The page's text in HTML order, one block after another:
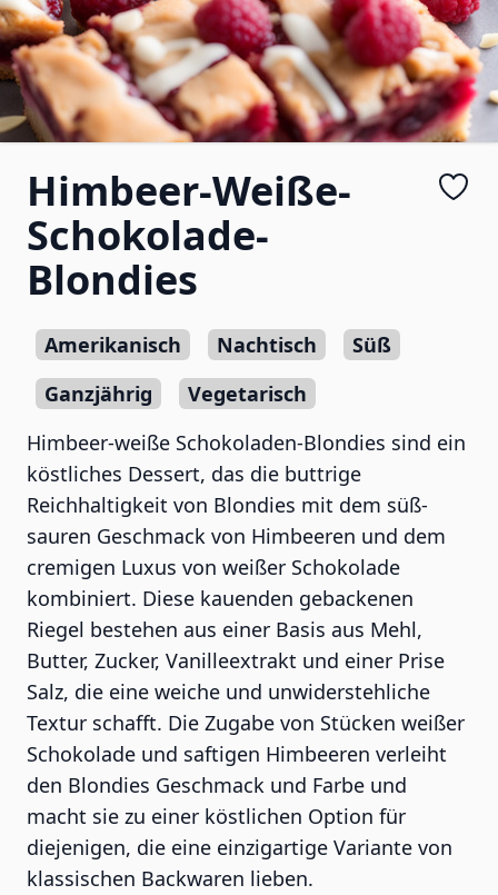
Himbeer-Weiße-
Schokolade-
Blondies
Amerikanisch Nachtisch
Süß
Ganzjährig
Vegetarisch
Himbeer-weiße Schokoladen-Blondies sind ein
köstliches Dessert, das die buttrige
Reichhaltigkeit von Blondies mit dem süß-
sauren Geschmack von Himbeeren und dem
cremigen Luxus von weißer Schokolade
kombiniert. Diese kauenden gebackenen
Riegel bestehen aus einer Basis aus Mehl,
Butter, Zucker, Vanilleextrakt und einer Prise
Salz, die eine weiche und unwiderstehliche
Textur schafft. Die Zugabe von Stücken weißer
Schokolade und saftigen Himbeeren verleiht
den Blondies Geschmack und Farbe und
macht sie zu einer köstlichen Option für
diejenigen, die eine einzigartige Variante von
klassischen Backwaren lieben.